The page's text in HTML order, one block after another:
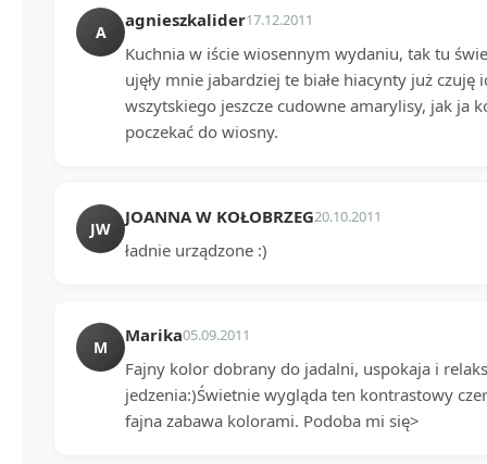
A
agnieszkalider17.12.2011
Kuchnia w iście wiosennym wydaniu, tak tu
ujęły mnie jabardziej te białe hiacynty już czuję
wszytskiego jeszcze cudowne amarylisy, jak ja
poczekać do wiosny.
JW
JOANNA W KOŁOBRZEG20.10.2011
ładnie urządzone :)
M
Marika05.09.2011
Fajny kolor dobrany do jadalni, uspokaja i
jedzenia:)Świetnie wygląda ten kontrastowy
fajna zabawa kolorami. Podoba mi się>